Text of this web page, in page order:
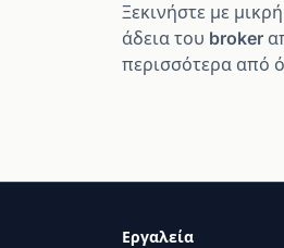
Ξεκινήστε με
άδεια του broker
περισσότερα από
Εργαλεία